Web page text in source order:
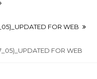
FOR WEB
FOR WEB